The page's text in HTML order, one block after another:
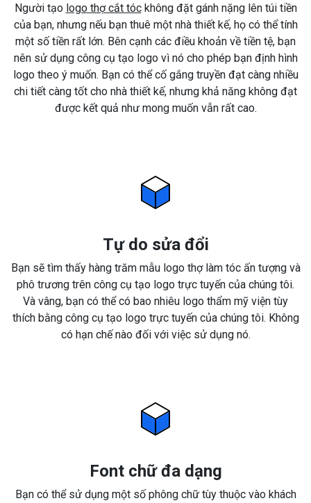
Người tạo logo thợ cắt tóckhông đặt gánh nặng lên túi tiền
của bạn, nhưng nếu bạn thuê một nhà thiết kế, họ có thể tính
một số tiền rất lớn. Bên cạnh các điều khoản về tiền tệ, bạn
nên sử dụng công cụ tạo logo vì nó cho phép bạn định hình
logo theo ý muốn. Bạn có thể cố gắng truyền đạt càng nhiều
chi tiết càng tốt cho nhà thiết kế, nhưng khả năng không đạt
được kết quả như mong muốn vẫn rất cao.
Tự do sửa đổi
Bạn sẽ tìm thấy hàng trăm mẫu logo thợ làm tóc ấn tượng và
phô trương trên công cụ tạo logo trực tuyến của chúng tôi.
Và vâng, bạn có thể có bao nhiêu logo thẩm mỹ viện tùy
thích bằng công cụ tạo logo trực tuyến của chúng tôi. Không
có hạn chế nào đối với việc sử dụng nó.
Font chữ đa dạng
Bạn có thể sử dụng một số phông chữ tùy thuộc vào khách